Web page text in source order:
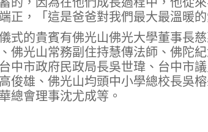
正，「這是爸爸對我們最大最溫暖的
式的貴賓有佛光山佛光大學董事長
佛光山常務副住持慧傳法師、佛陀
中市政府民政局長吳世瑋、台中市
俊雄、佛光山均頭中小學總校長吳
總會理事沈尤成等。